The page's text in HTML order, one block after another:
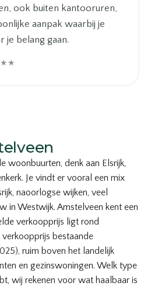
ook buiten kantooruren,
aanpak waarbij je
je belang gaan.
woonbuurten, denk aan Elsrijk,
Je vindt er vooral een mix
naoorlogse wijken, veel
in Westwijk. Amstelveen kent een
verkoopprijs ligt rond
bestaande
ruim boven het landelijk
en gezinswoningen. Welk type
wij rekenen voor wat haalbaar is